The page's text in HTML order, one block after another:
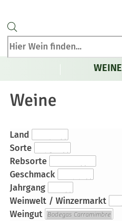
search
WEINE
Weine
Land
Sorte
Rebsorte
Geschmack
Jahrgang
Weinwelt / Winzermarkt
Weingut